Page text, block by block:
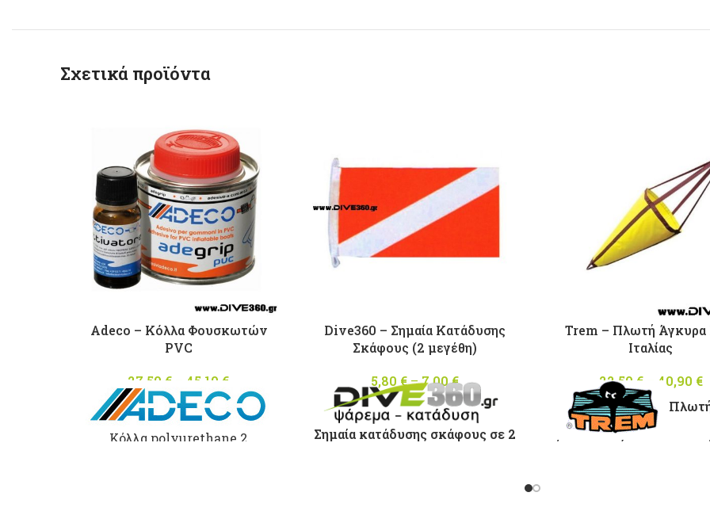
Σχετικά προϊόντα
Adeco – Κόλλα Φουσκωτών
PVC
27,50 € 45,10 €
range:
27,50 €
through
Κόλλα polyurethane 2
Dive360 – Σημαία Κατάδυσης
Σκάφους (2 μεγέθη)
5,80 €–7,00€
Price
range:
5,80 €
through
Σημαία κατάδυσης σκάφους σε 2
Trem – Πλωτή Άγκυρα
Iταλίας
22,50 € 40,90 €
άριστη ποιότητα